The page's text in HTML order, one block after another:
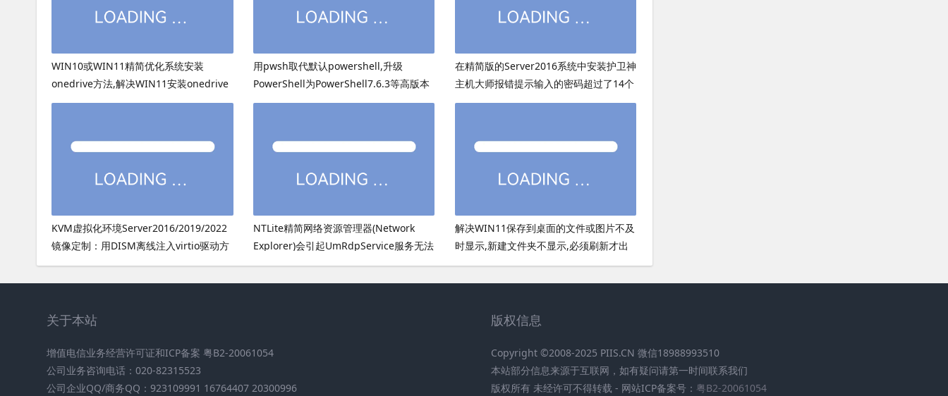
WIN10或WIN11精简优化系统安装
onedrive方法,解决WIN11安装onedrive
后无法打开
用pwsh取代默认powershell,升级
PowerShell为PowerShell7.6.3等高版本
在精简版的Server2016系统中安装护卫神
主机大师报错提示输入的密码超过了14个
字符
KVM虚拟化环境Server2016/2019/2022
镜像定制：用DISM离线注入virtio驱动方
法
NTLite精简网络资源管理器(Network
Explorer)会引起UmRdpService服务无法
启动
解决WIN11保存到桌面的文件或图片不及
时显示,新建文件夹不显示,必须刷新才出
现的bug
关于本站
增值电信业务经营许可证和ICP备案 粤B2-20061054
公司业务咨询电话：020-82315523
公司企业QQ/商务QQ：923109991 16764407 20300996
版权信息
Copyright ©2008-2025 PIIS.CN 微信18988993510
本站部分信息来源于互联网，如有疑问请第一时间联系我们
版权所有 未经许可不得转载 - 网站ICP备案号： 粤B2-20061054